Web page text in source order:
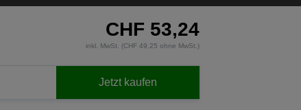
CHF 53,24
inkl. MwSt. (CHF 49,25 ohne MwSt.)
Jetzt kaufen